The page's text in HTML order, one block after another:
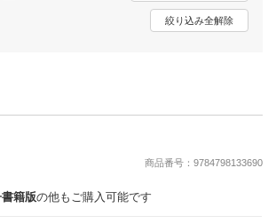
動画配信ガイド
推し楽
絞り込み全解除
商品番号：9784798133690
書籍版の他もご購入可能です